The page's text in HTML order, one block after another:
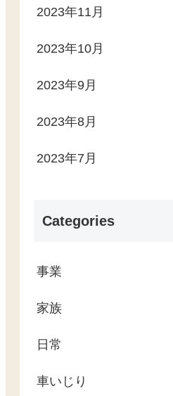
2023年11月
2023年10月
2023年9月
2023年8月
2023年7月
Categories
事業
家族
日常
車いじり